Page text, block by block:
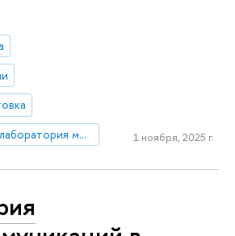
Проектно-учебная лаборатория медиакоммуникаций в образовании
1 ноября, 2025 г.